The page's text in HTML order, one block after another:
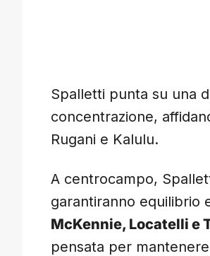
Spalletti punta su una
concentrazione,
Rugani e Kalulu.
A centrocampo,
garantiranno equilibrio
McKennie, Locatelli e
pensata per